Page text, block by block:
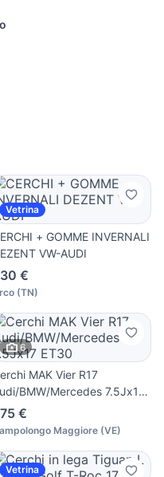
Vetrina
+ GOMME INVERNALI
VW-AUDI
€
(TN)
6
MAK Vier R17
BMW/Mercedes 7.5Jx17
€
Maggiore (VE)
Vetrina